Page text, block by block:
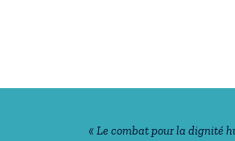
Notre
« Le combat pour la dignité